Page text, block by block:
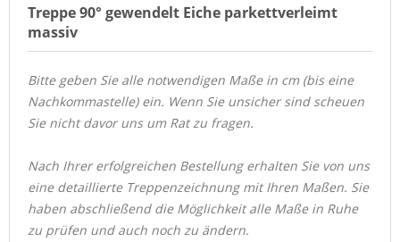
Treppe 90° gewendelt Eiche parkettverleimt
massiv
Bitte geben Sie alle notwendigen Maße in cm (bis eine
Nachkommastelle) ein. Wenn Sie unsicher sind scheuen
Sie nicht davor uns um Rat zu fragen.
Nach Ihrer erfolgreichen Bestellung erhalten Sie von uns
eine detaillierte Treppenzeichnung mit Ihren Maßen. Sie
haben abschließend die Möglichkeit alle Maße in Ruhe
zu prüfen und auch noch zu ändern.